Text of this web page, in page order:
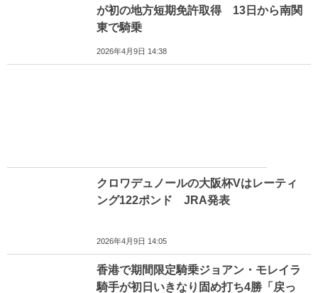
が初の地方短期免許取得 13日から南関
東で騎乗
2026年4月9日 14:38
クロワデュノールの大阪杯Vはレーティ
ング122ポンド JRA発表
2026年4月9日 14:05
香港で期間限定騎乗ジョアン・モレイラ
騎手が初日いきなり固め打ち4勝「戻っ